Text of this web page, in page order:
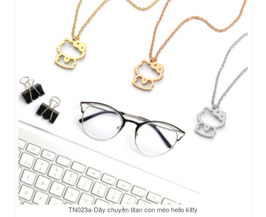
TN023a-Dây chuyền titan con mèo hello kitty